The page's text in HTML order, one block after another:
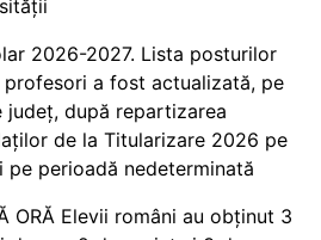
2026-2027. Lista posturilor
profesori a fost actualizată, pe
județ, după repartizarea
de la Titularizare 2026 pe
pe perioadă nedeterminată
ORĂ Elevii români au obținut 3